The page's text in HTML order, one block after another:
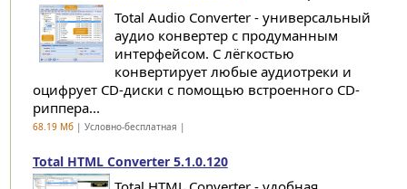
Total Audio Converter - универсальный
аудио конвертер с продуманным
интерфейсом. С лёгкостью
конвертирует любые аудиотреки и
оцифрует CD-диски с помощью встроенного CD-
риппера...
68.19 Мб| Условно-бесплатная |
Total HTML Converter 5.1.0.120